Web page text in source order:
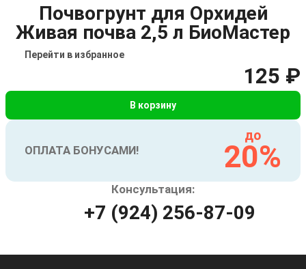
Почвогрунт для Орхидей
Живая почва 2,5 л БиоМастер
Перейти в избранное
125 ₽
В корзину
ОПЛАТА БОНУСАМИ!
до
20%
Консультация:
+7 (924) 256-87-09